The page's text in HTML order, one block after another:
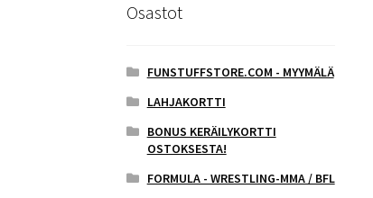
Osastot
FUNSTUFFSTORE.COM - MYYMÄLÄ
LAHJAKORTTI
BONUS KERÄILYKORTTI
OSTOKSESTA!
FORMULA - WRESTLING-MMA / BFL